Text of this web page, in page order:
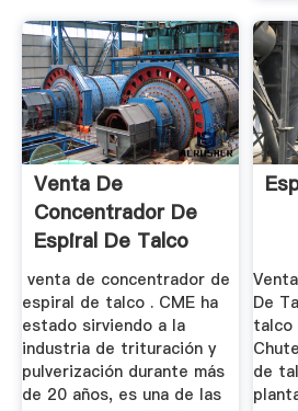
Venta De
Concentrador De
Espiral De Talco
venta de concentrador de
espiral de talco . CME ha
estado sirviendo a la
industria de trituración y
pulverización durante más
de 20 años, es una de las
De
talco
de